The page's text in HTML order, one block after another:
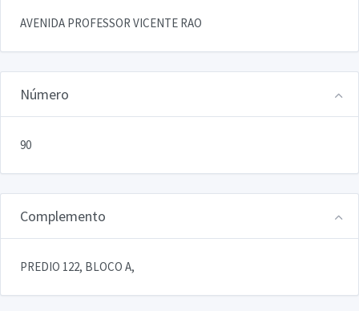
AVENIDA PROFESSOR VICENTE RAO
Número
90
Complemento
PREDIO 122, BLOCO A,